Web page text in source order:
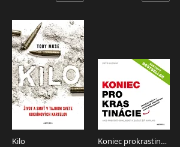
Kilo Koniec prokrastinácie